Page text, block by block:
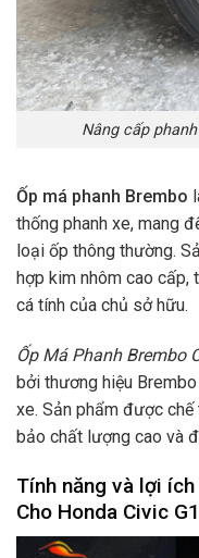
Nâng cấp
Ốp má phanh Brembo
thống phanh xe, mang
loại ốp thông thường.
hợp kim nhôm cao cấp,
cá tính của chủ sở hữu.
Ốp Má Phanh Brembo
bởi thương hiệu
xe. Sản phẩm được
bảo chất lượng cao và
Tính năng và lợi
Cho Honda Civic